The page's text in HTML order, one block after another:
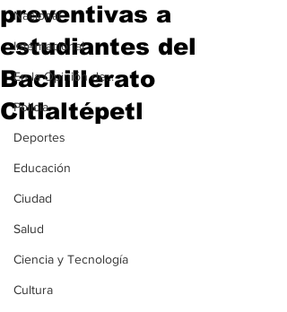
Nacional
Internacional
En la Opinión de...
Policía
Deportes
Educación
Ciudad
Salud
Ciencia y Tecnología
Cultura
preventivas a
estudiantes del
Bachillerato
Citlaltépetl